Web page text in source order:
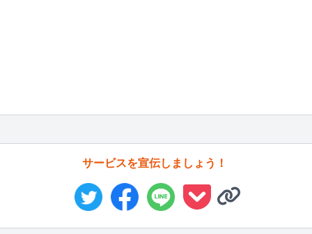
サービスを宣伝しましょう！